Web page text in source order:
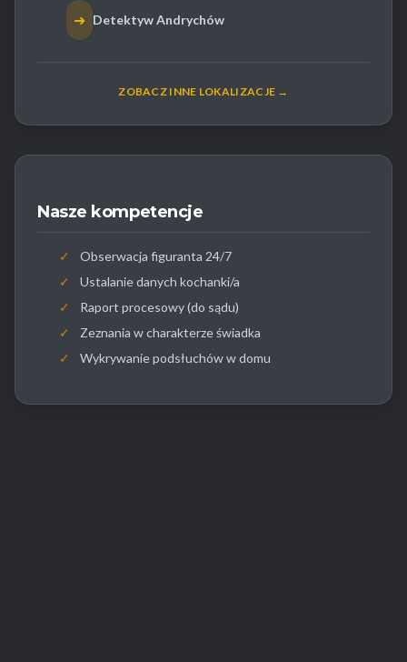
➜ Detektyw Andrychów
ZOBACZ INNE LOKALIZACJE →
Nasze kompetencje
✓
Obserwacja figuranta 24/7
✓
Ustalanie danych kochanki/a
✓
Raport procesowy (do sądu)
✓
Zeznania w charakterze świadka
✓
Wykrywanie podsłuchów w domu